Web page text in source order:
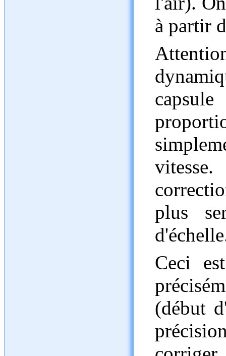
à partir
plus
Ceci
(début